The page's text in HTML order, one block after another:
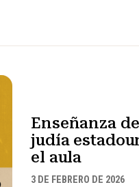
Enseñanza
judía
el aula
3 DE FEBRERO DE 2026